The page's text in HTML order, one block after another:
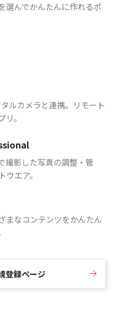
選んでかんたんに作れるポ
ルカメラと連携。リモート
。
撮影した写真の調整・管
エア。
まなコンテンツをかんたん
登録ページ